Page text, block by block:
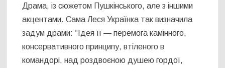
Драма, із сюжетом Пушкінського, але з іншими
акцентами. Сама Леся Українка так визначила
задум драми: “Ідея її — перемога камінного,
консервативного принципу, втіленого в
командорі, над роздвоєною душею гордої,